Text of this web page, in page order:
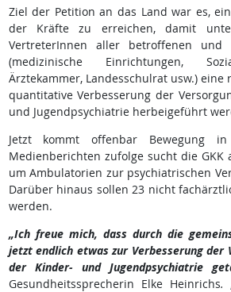
Ziel der Petition an das Land war es,
der Kräfte zu erreichen, damit
VertreterInnen aller betroffenen und
(medizinische Einrichtungen,
Ärztekammer, Landesschulrat usw.)
quantitative Verbesserung der
und Jugendpsychiatrie herbeigeführt
Jetzt kommt offenbar Bewegung
Medienberichten zufolge sucht die GKK
um Ambulatorien zur psychiatrischen
Darüber hinaus sollen 23 nicht
werden.
„Ich freue mich, dass durch die
jetzt endlich etwas zur Verbesserung der
der Kinder- und Jugendpsychiatrie
Gesundheitssprecherin Elke Heinrichs.